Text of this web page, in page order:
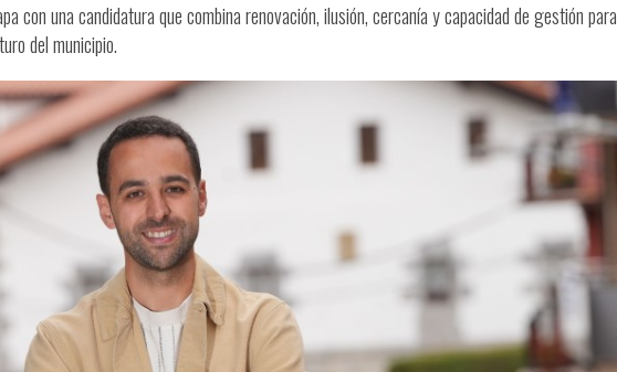
con una candidatura que combina renovación, ilusión, cercanía y capacidad de gestión para
del municipio.